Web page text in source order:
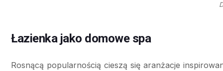
Łazienka jako domowe spa
Rosnącą popularnością cieszą się aranżacje